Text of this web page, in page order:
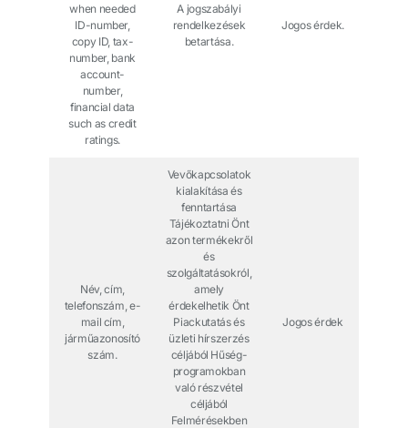
when needed
ID-number,
copy ID, tax-
number, bank
account-
number,
financial data
such as credit
ratings.
A jogszabályi
rendelkezések
betartása.
Jogos érdek.
Név, cím,
telefonszám, e-
mail cím,
járműazonosító
szám.
Vevőkapcsolatok
kialakítása és
fenntartása
Tájékoztatni Önt
azon termékekről
és
szolgáltatásokról,
amely
érdekelhetik Önt
Piackutatás és
üzleti hírszerzés
céljából Hűség-
programokban
való részvétel
céljából
Felmérésekben
Jogos érdek